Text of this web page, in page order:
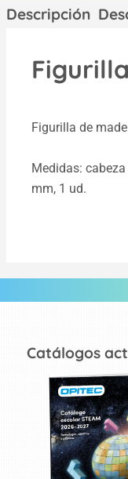
Descripción
Figurilla de
Medidas:
mm, 1 ud.
Catálogos